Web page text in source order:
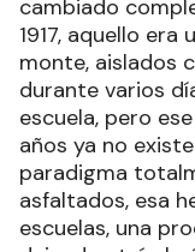
cambiado
1917, aquello
monte, aislados
durante varios
escuela, pero
años ya no
paradigma
asfaltados, esa
escuelas, una